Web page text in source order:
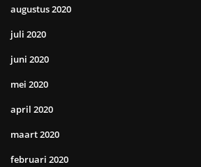
augustus 2020
juli 2020
juni 2020
mei 2020
april 2020
maart 2020
februari 2020